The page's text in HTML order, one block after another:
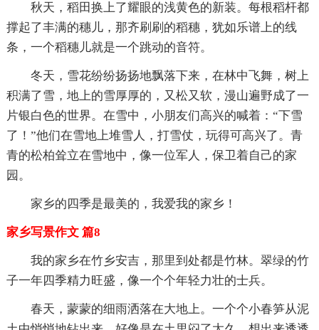
秋天，稻田换上了耀眼的浅黄色的新装。每根稻杆都
撑起了丰满的穗儿，那齐刷刷的稻穗，犹如乐谱上的线
条，一个稻穗儿就是一个跳动的音符。
冬天，雪花纷纷扬扬地飘落下来，在林中飞舞，树上
积满了雪，地上的雪厚厚的，又松又软，漫山遍野成了一
片银白色的世界。在雪中，小朋友们高兴的喊着：“下雪
了！”他们在雪地上堆雪人，打雪仗，玩得可高兴了。青
青的松柏耸立在雪地中，像一位军人，保卫着自己的家
园。
家乡的四季是最美的，我爱我的家乡！
家乡写景作文 篇8
我的家乡在竹乡安吉，那里到处都是竹林。翠绿的竹
子一年四季精力旺盛，像一个个年轻力壮的士兵。
春天，蒙蒙的细雨洒落在大地上。一个个小春笋从泥